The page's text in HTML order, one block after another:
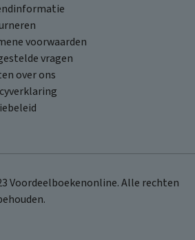
voorwaarden
vragen
over ons
Voordeelboekenonline. Alle rechten